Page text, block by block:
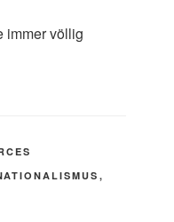
immer völlig
,